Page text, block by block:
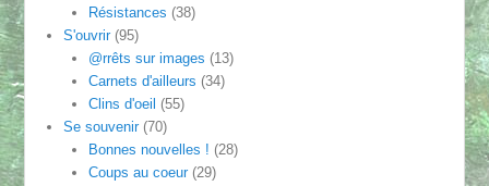
Résistances (38)
S'ouvrir(95)
@rrêts sur images (13)
Carnets d'ailleurs (34)
Clins d'oeil (55)
Se souvenir(70)
Bonnes nouvelles ! (28)
Coups au coeur(29)